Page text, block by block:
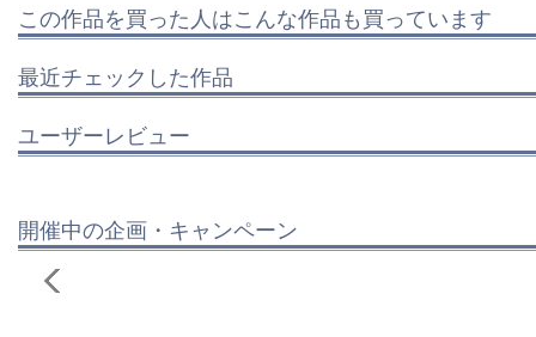
この作品を買った人はこんな作品も買っています
最近チェックした作品
ユーザーレビュー
開催中の企画・キャンペーン